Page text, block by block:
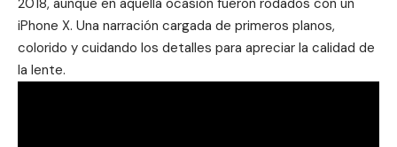
iPhone X. Una narración cargada de primeros planos,
colorido y cuidando los detalles para apreciar la calidad de
la lente.